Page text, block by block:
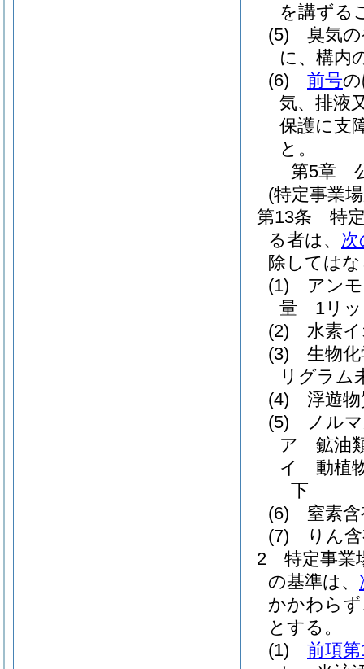
を講ずる
(5)
臭気
に、構内
(6)
前号
気、排液
保護に支
と。
第5章
(特定事業
第13条
特
る者は、 次
除しては
(1)
アン
量 1リッ
(2)
水素
(3)
生物
リグラム
(4)
浮遊
(5)
ノル
ア
鉱油
イ
動植
下
(6)
窒素
(7)
りん
2
特定事業
の基準は、
かかわら
とする。
(1)
前項